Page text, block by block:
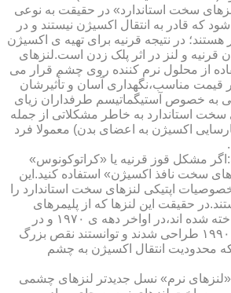
سخت استاندارد» در حقیقت به نوعی
که قادر به انتقال اکسیژن نیستند و در
هستند؛ در نتیجه قرنیه برای تهیه ی اکسیژن
قرنیه و لنز در اثر پلک زدن است.لنزهای
از محلول نرم کننده روی چشم قرار می
قیمت مناسب،نگهداری آسان و تأثیرشان
به خصوص آستیگماتیسم طرفداران زیای
سخت استاندارد به خاطر مشکلاتی از جمله
اکسیژن به اعضای بدن) معمولا فرد
مشکل قوز قرنیه یا «کراتوکونوس»
سخت نافذ اکسیژن» استفاده کنید.این
اپتیکی لنزهای سخت استاندارد را
حقیقت این لنزها که از پلیمرهای
نفوذپذیر به اکسیژن ساخته شده اند،در اواخر دهه ی ۱۹۷۰ و در
طول دهه های ۱۹۸۰ و ۱۹۹۰ طراحی شدند و توانستند نقص بزرگ
محدودیت انتقال اکسیژن به چشم
نرم» نسل جدیدتر لنزهای چشمی